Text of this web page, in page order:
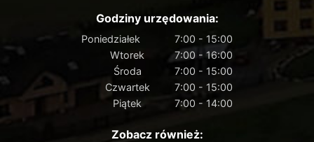
Godziny urzędowania:
Poniedziałek
7:00 - 15:00
Wtorek
7:00 - 16:00
Środa
7:00 - 15:00
Czwartek
7:00 - 15:00
Piątek
7:00 - 14:00
Zobacz również: